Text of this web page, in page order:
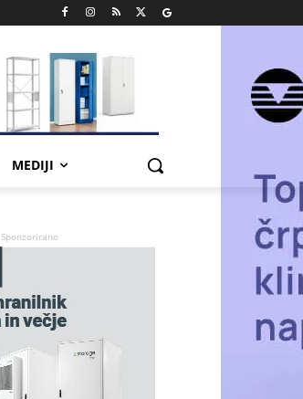
MEDIJI
Sponzorirano